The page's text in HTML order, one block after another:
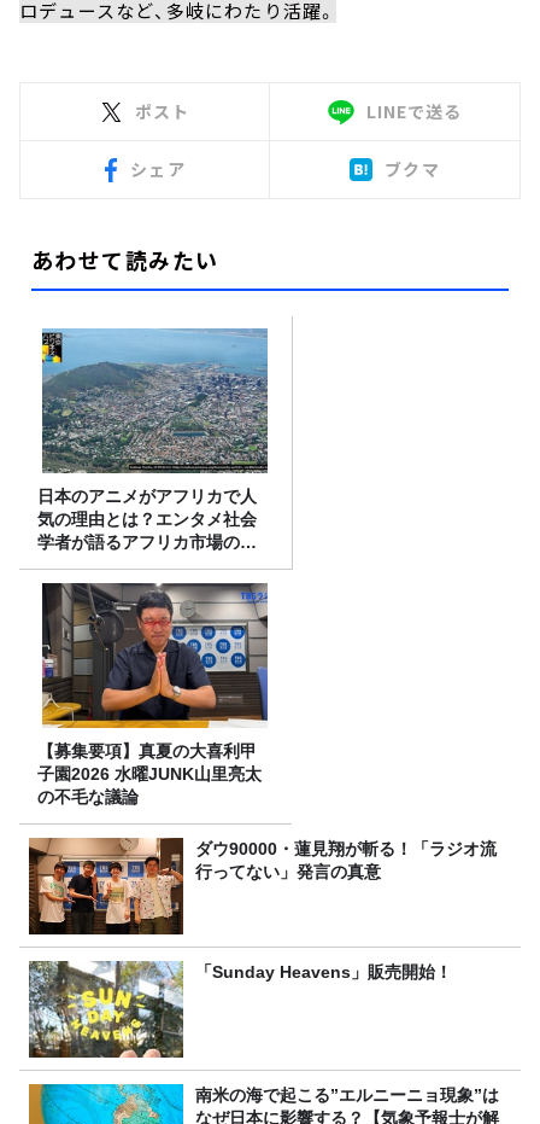
ロデュースなど、多岐にわたり活躍。
ポスト LINEで送る
シェア ブクマ
あわせて読みたい
日本のアニメがアフリカで人
気の理由とは？エンタメ社会
学者が語るアフリカ市場のリ
アル
【募集要項】真夏の大喜利甲
子園2026 水曜JUNK山里亮太
の不毛な議論
ダウ90000・蓮見翔が斬る！「ラジオ流
行ってない」発言の真意
「Sunday Heavens」販売開始！
南米の海で起こる”エルニーニョ現象”は
なぜ日本に影響する？【気象予報士が解